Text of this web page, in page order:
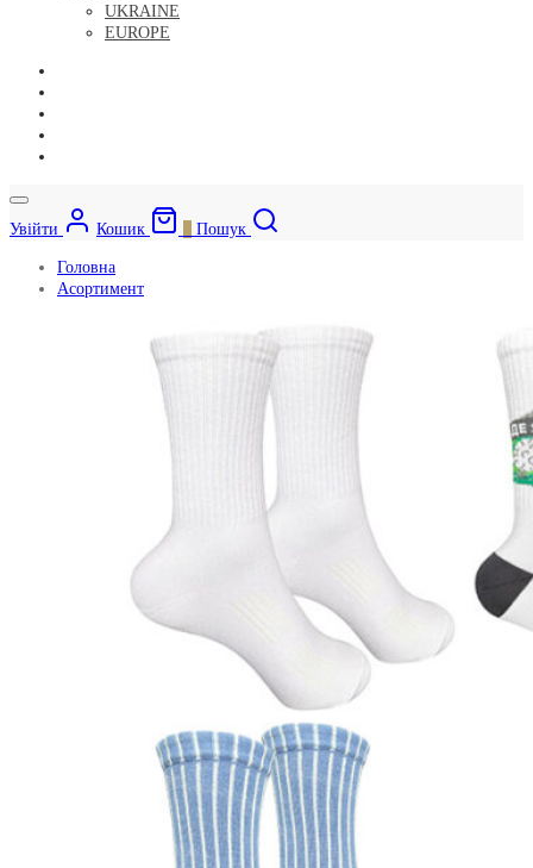
UKRAINE
EUROPE
Увійти Кошик Пошук
Головна
Асортимент